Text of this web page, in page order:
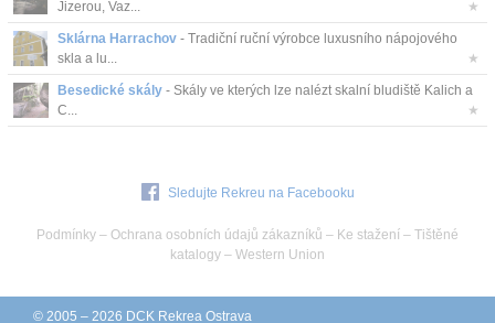
Jizerou, Vaz...
★
Sklárna Harrachov - Tradiční ruční výrobce luxusního nápojového
skla a lu...
★
Besedické skály - Skály ve kterých lze nalézt skalní bludiště Kalich a
C...
★
Sledujte Rekreu na Facebooku
Podmínky – Ochrana osobních údajů zákazníků – Ke stažení – Tištěné
katalogy – Western Union
© 2005 – 2026 DCK Rekrea Ostrava